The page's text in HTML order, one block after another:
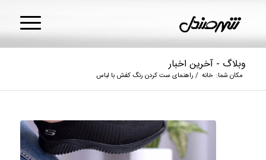
وبلاگ - آخرین اخبار
مکان شما: خانه / راهنمای ست کردن رنگ کفش با لباس